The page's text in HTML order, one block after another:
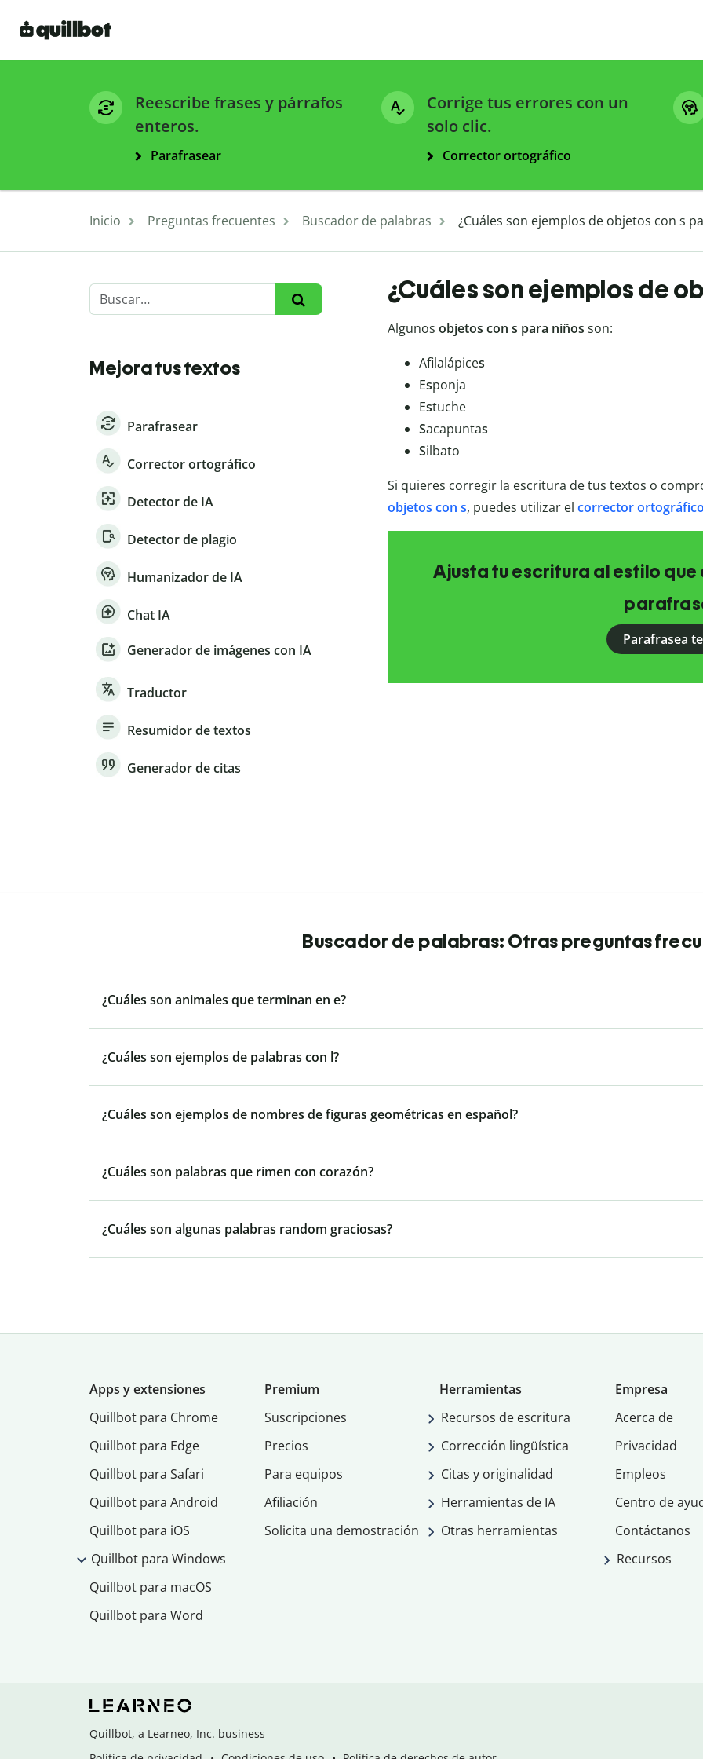
Reescribe frases y párrafos
enteros.
Parafrasear
Corrige tus errores con un
solo clic.
Corrector ortográfico
Inicio Preguntas frecuentes Buscador de palabras ¿Cuáles son ejemplos de objetos con s
Mejora tus textos
Parafrasear
Corrector ortográfico
Detector de IA
Detector de plagio
Humanizador de IA
Chat IA
Generador de imágenes con IA
Traductor
Resumidor de textos
Generador de citas
¿Cuáles son ejemplos de
Algunos objetos con s para niños son:
Afilalápices
Esponja
Estuche
Sacapuntas
Silbato
Si quieres corregir la escritura de tus textos o
objetos con s, puedes utilizar el corrector
Ajusta tu escritura al estilo
Parafrasea
Buscador de palabras: Otras preguntas
¿Cuáles son animales que terminan en e?
¿Cuáles son ejemplos de palabras con l?
¿Cuáles son ejemplos de nombres de figuras geométricas en español?
¿Cuáles son palabras que rimen con corazón?
¿Cuáles son algunas palabras random graciosas?
Apps y extensiones
Quillbot para Chrome
Quillbot para Edge
Quillbot para Safari
Quillbot para Android
Quillbot para iOS
Quillbot para Windows
Quillbot para macOS
Quillbot para Word
Premium
Suscripciones
Precios
Para equipos
Afiliación
Solicita una demostración
Herramientas
Recursos de escritura
Corrección lingüística
Citas y originalidad
Herramientas de IA
Otras herramientas
Empresa
Acerca de
Privacidad
Empleos
Centro de
Contáctanos
Recursos
Quillbot, a Learneo, Inc. business